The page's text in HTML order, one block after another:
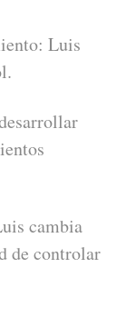
Luis
cambia
de controlar